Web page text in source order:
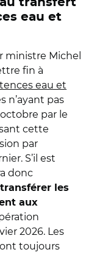
eau et
ministre Michel
fin à
eau et
n’ayant pas
par le
cette
par
S’il est
donc
transférer les
aux
2026. Les
toujours